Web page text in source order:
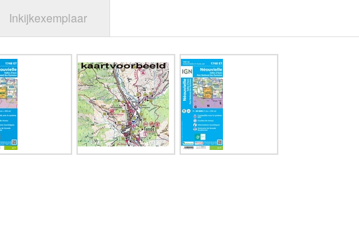
Inkijkexemplaar